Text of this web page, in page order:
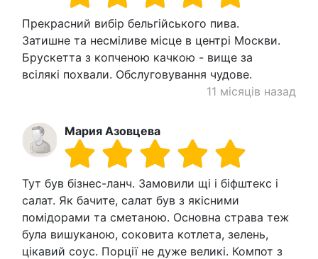
Прекрасний вибір бельгійського пива.
Затишне та несміливе місце в центрі Москви.
Брускетта з копченою качкою - вище за
всілякі похвали. Обслуговування чудове.
11 місяців назад
Мария Азовцева
Тут був бізнес-ланч. Замовили щі і біфштекс і
салат. Як бачите, салат був з якісними
помідорами та сметаною. Основна страва теж
була вишуканою, соковита котлета, зелень,
цікавий соус. Порції не дуже великі. Компот з